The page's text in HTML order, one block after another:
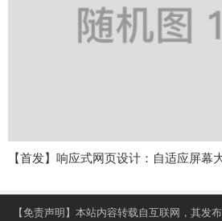
【首发】响应式网页设计：自适应屏幕
【免责声明】本站内容转载自互联网，其发